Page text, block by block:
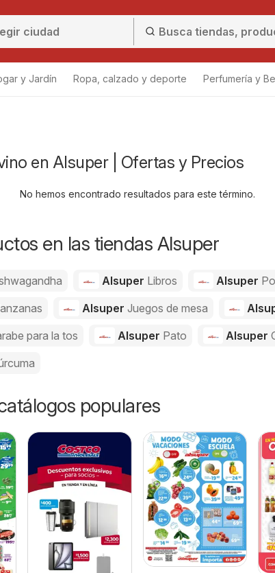
y Jardín Ropa, calzado y deporte Perfumería y
en Alsuper | Ofertas y Precios
No hemos encontrado resultados para este término.
en las tiendas Alsuper
Alsuper Libros Alsuper
Alsuper Juegos de mesa
para la tos Alsuper Pato Alsuper
populares